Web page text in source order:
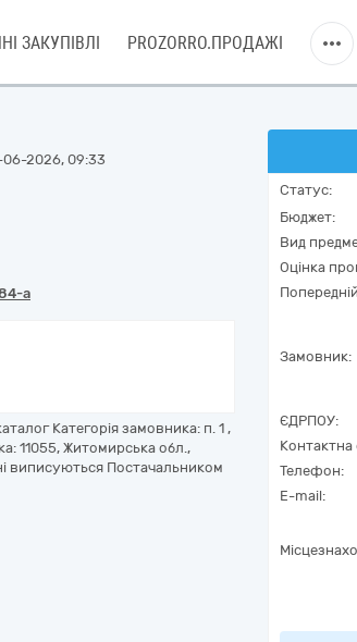
ЗАКУПІВЛІ PROZORRO.ПРОДАЖІ
06-2026, 09:33
a
Категорія замовника: п. 1 ,
11055, Житомирська обл.,
виписуються Постачальником
Статус:
Бюджет:
Вид
Оцінка
Замовник:
ЄДРПОУ:
Контактна
Телефон:
E-mail: